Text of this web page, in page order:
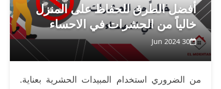
أفضل الطرق للحفاظ على المنزل
خالياً من الحشرات في الاحساء
30 Jun 2024
من الضروري استخدام المبيدات الحشرية بعناية.